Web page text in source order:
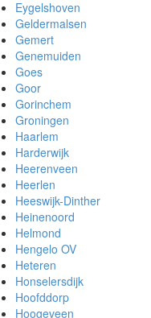
Eygelshoven
Geldermalsen
Gemert
Genemuiden
Goes
Goor
Gorinchem
Groningen
Haarlem
Harderwijk
Heerenveen
Heerlen
Heeswijk-Dinther
Heinenoord
Helmond
Hengelo OV
Heteren
Honselersdijk
Hoofddorp
Hoogeveen